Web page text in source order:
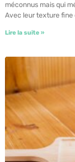
méconnus mais qui
Avec leur texture fine
Lire la suite »